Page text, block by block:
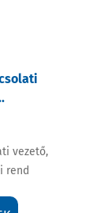
vezető,
rend